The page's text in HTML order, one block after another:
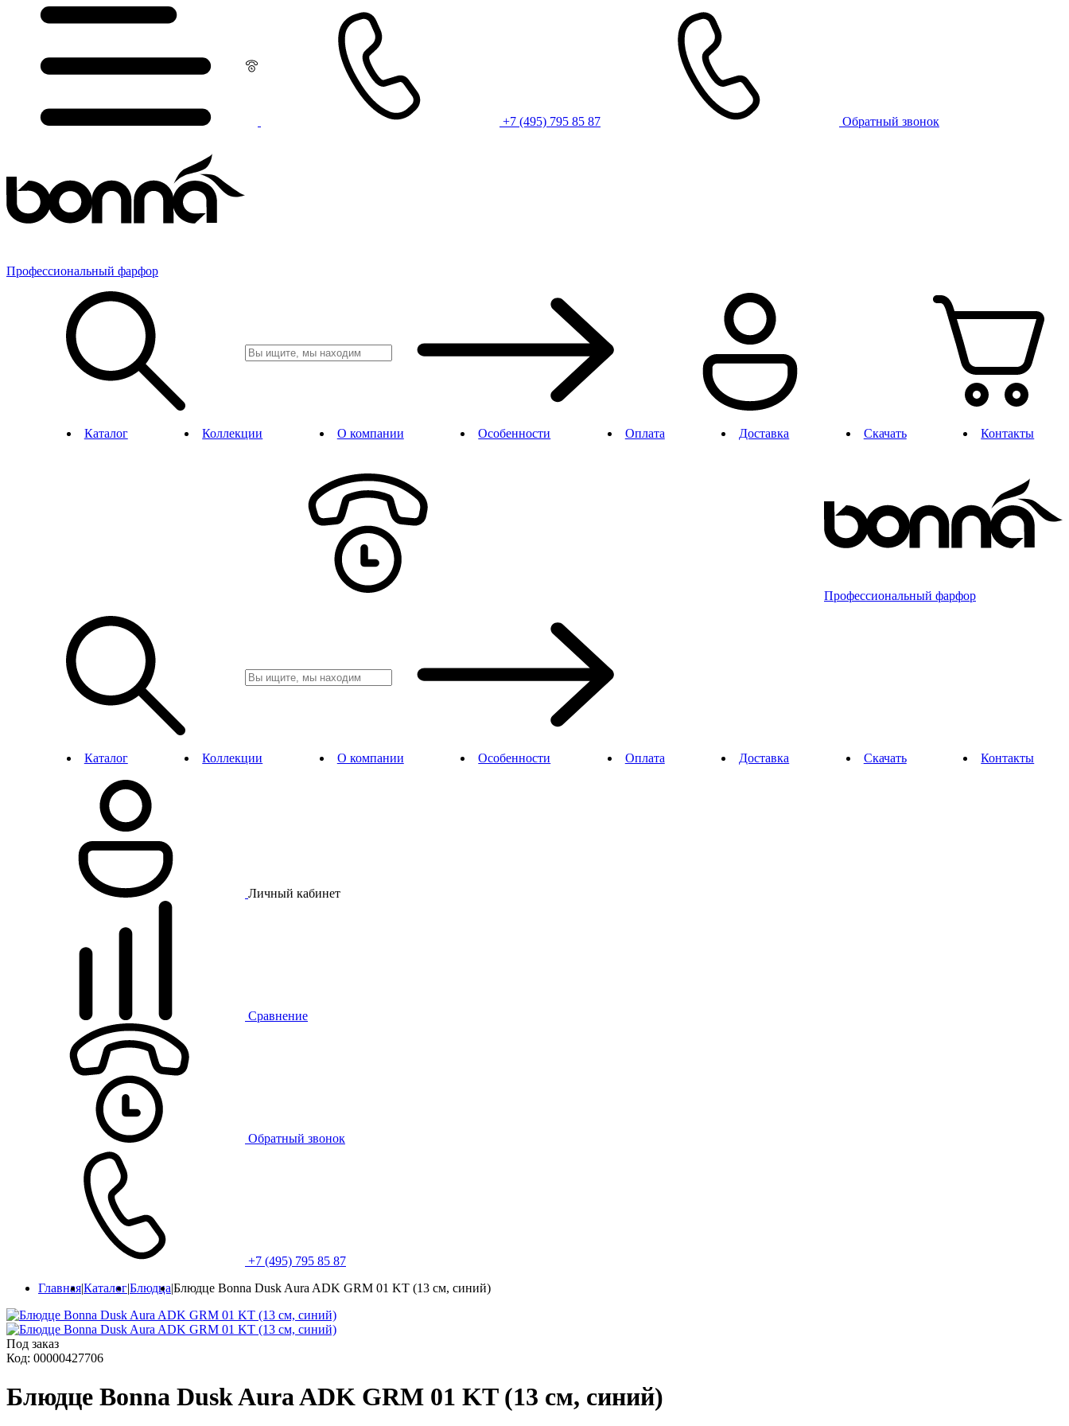
+7 (495) 795 85 87 Обратный звонок
Профессиональный фарфор
Каталог Коллекции О компании Особенности Оплата Доставка Скачать Контакты
Профессиональный фарфор
Каталог Коллекции О компании Особенности Оплата Доставка Скачать Контакты
Личный кабинет
Сравнение
Обратный звонок
+7 (495) 795 85 87
Главная|Каталог|Блюдца|Блюдце Bonna Dusk Aura ADK GRM 01 KT (13 см, синий)
Под заказ
Код: 00000427706
Блюдце Bonna Dusk Aura ADK GRM 01 KT (13 см, синий)